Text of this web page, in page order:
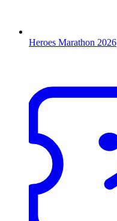
Heroes Marathon 2026